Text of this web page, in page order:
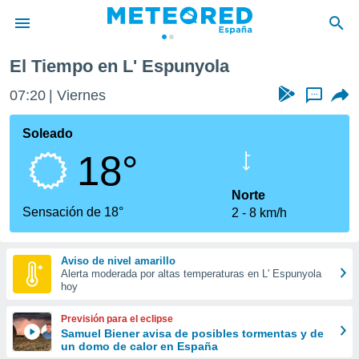
de
por
que se
calidad.
a este
las
y
forma
digital
basada
El Tiempo en L' Espunyola
07:20 Viernes ...
Soleado
18°
Sensación de 18°
Norte
2
8 km/h
Aviso de nivel amarillo
Alerta moderada por altas temperaturas en L' Espunyola
hoy
Previsión para el eclipse
Samuel Biener avisa de posibles tormentas y de
un domo de calor en España